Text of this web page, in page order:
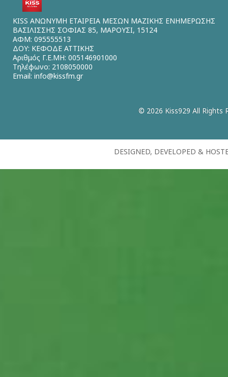
KISS ΑΝΩΝΥΜΗ ΕΤΑΙΡΕΙΑ ΜΕΣΩΝ ΜΑΖΙΚΗΣ ΕΝΗΜΕΡΩΣΗΣ
ΒΑΣΙΛΙΣΣΗΣ ΣΟΦΙΑΣ 85, ΜΑΡΟΥΣΙ, 15124
ΑΦΜ: 095555513
ΔΟΥ: ΚΕΦΟΔΕ ΑΤΤΙΚΗΣ
Αριθμός Γ.Ε.ΜΗ: 005146901000
Τηλέφωνο: 2108050000
Email: info@kissfm.gr
© 2026 Kiss929 All Rights
DESIGNED, DEVELOPED &